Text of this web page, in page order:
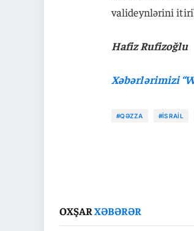
valideynlərini
Hafiz Rufizoğlu
Xəbərlərimizi
#QƏZZA #İSRAIL
OXŞARXƏBƏRƏR